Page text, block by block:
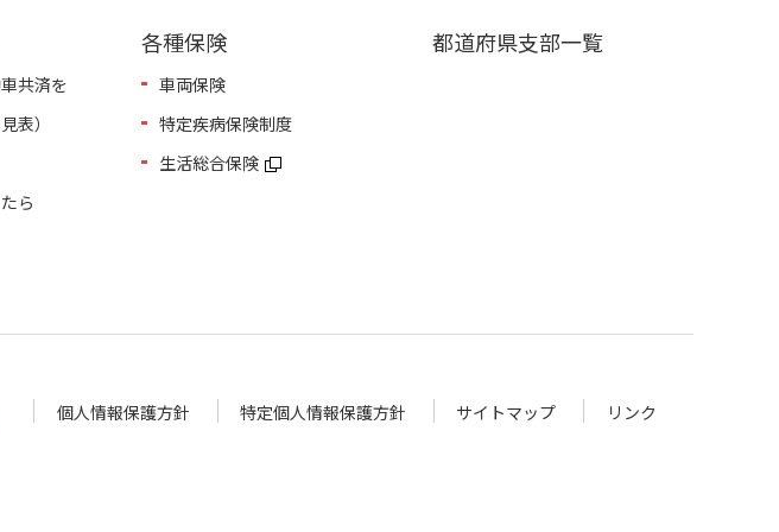
共済を
表）
ら
各種保険
車両保険
特定疾病保険制度
生活総合保険
都道府県支部一覧
個人情報保護方針 特定個人情報保護方針 サイトマップ リンク